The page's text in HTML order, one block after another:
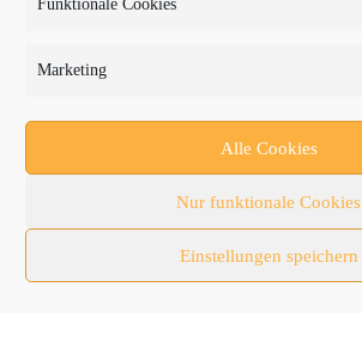
Funktionale Cookies
Marketing
Alle Cookies
Nur funktionale Cookies
Einstellungen speichern
Fachmessen
Nutzfahrzeuge
RATL 2025 | RecyclingAKTIV & TiefbauLIVE